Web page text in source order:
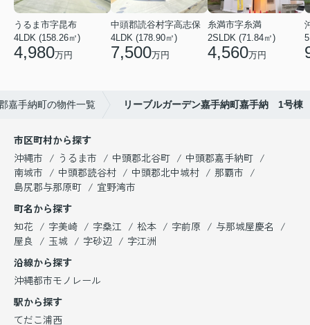
うるま市字昆布
4LDK (158.26㎡)
4,980万円
中頭郡読谷村字高志保
4LDK (178.90㎡)
7,500万円
糸満市字糸満
2SLDK (71.84㎡)
4,560万円
嘉手納町の物件一覧 リーブルガーデン嘉手納町嘉手納 1号棟
市区町村から探す
沖縄市
うるま市 中頭郡北谷町
中頭郡嘉手納町
南城市
中頭郡読谷村 中頭郡北中城村
那覇市
島尻郡与那原町
宜野湾市
町名から探す
知花
字美崎 字桑江 松本 字前原
与那城屋慶名
屋良
玉城 字砂辺
字江洲
沿線から探す
沖縄都市モノレール
駅から探す
てだこ浦西